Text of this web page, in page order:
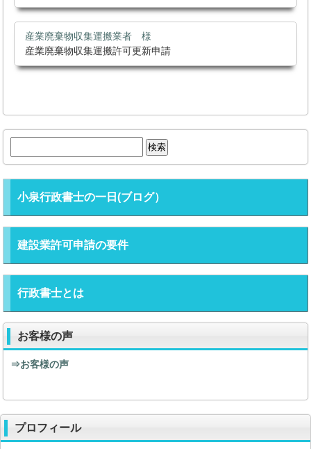
産業廃棄物収集運搬業者 様
産業廃棄物収集運搬許可更新申請
索:
小泉行政書士の一日(ブログ）
建設業許可申請の要件
行政書士とは
お客様の声
⇒お客様の声
プロフィール